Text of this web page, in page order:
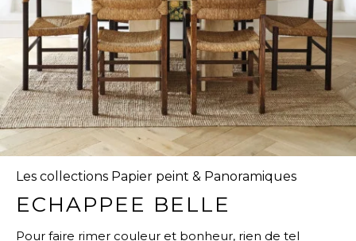
Les collections Papier peint & Panoramiques
ECHAPPEE BELLE
Pour faire rimer couleur et bonheur, rien de tel